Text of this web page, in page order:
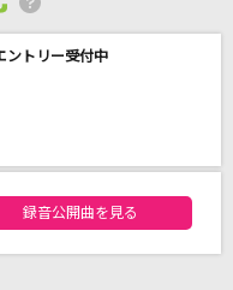
トリー受付中
ーランキング
録音公開曲を見る